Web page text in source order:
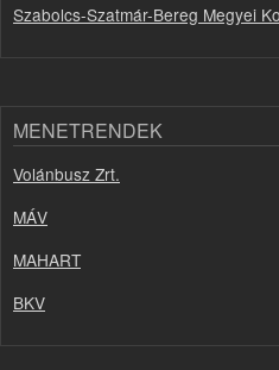
Szabolcs-Szatmár-Bereg Megyei
MENETRENDEK
Volánbusz Zrt.
MÁV
MAHART
BKV